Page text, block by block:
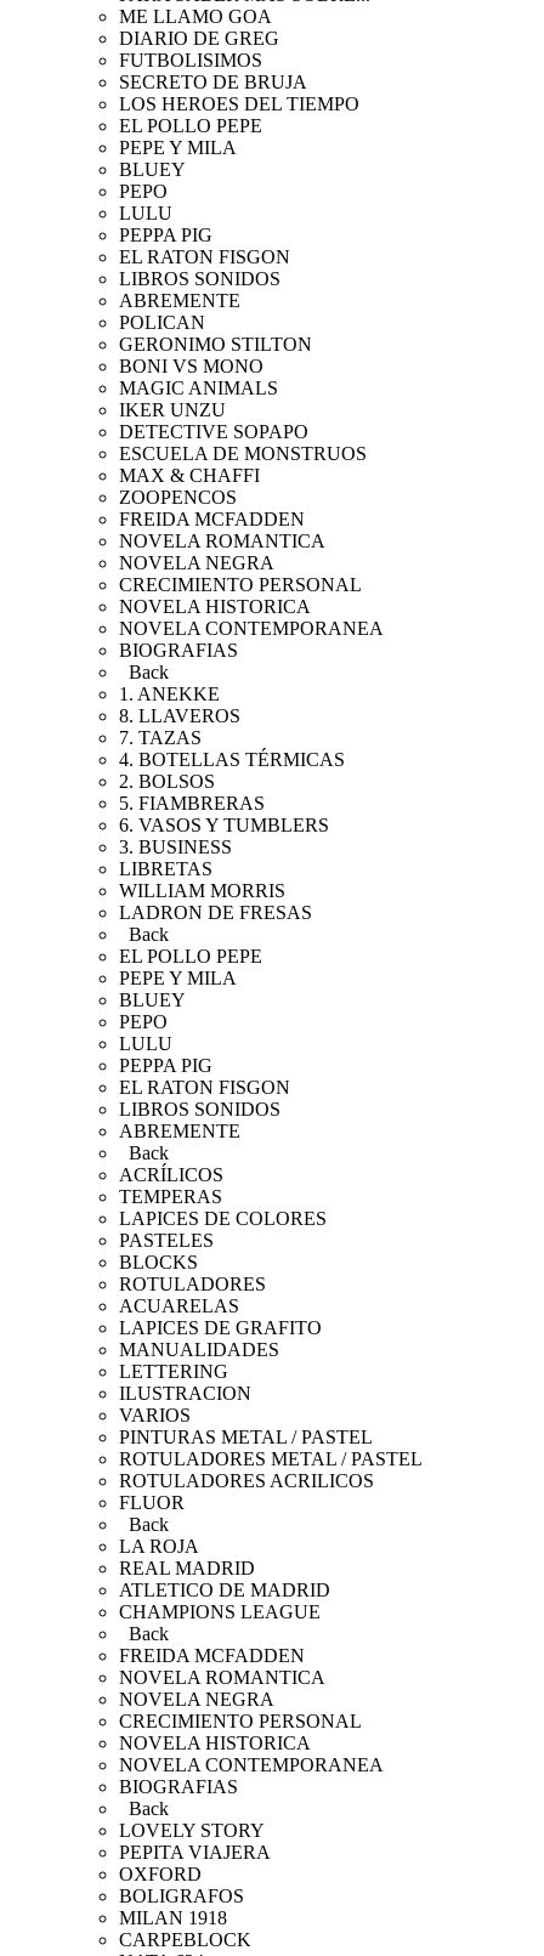
ME LLAMO GOA
DIARIO DE GREG
FUTBOLISIMOS
SECRETO DE BRUJA
LOS HEROES DEL TIEMPO
EL POLLO PEPE
PEPE Y MILA
BLUEY
PEPO
LULU
PEPPA PIG
EL RATON FISGON
LIBROS SONIDOS
ABREMENTE
POLICAN
GERONIMO STILTON
BONI VS MONO
MAGIC ANIMALS
IKER UNZU
DETECTIVE SOPAPO
ESCUELA DE MONSTRUOS
MAX & CHAFFI
ZOOPENCOS
FREIDA MCFADDEN
NOVELA ROMANTICA
NOVELA NEGRA
CRECIMIENTO PERSONAL
NOVELA HISTORICA
NOVELA CONTEMPORANEA
BIOGRAFIAS
Back
1. ANEKKE
8. LLAVEROS
7. TAZAS
4. BOTELLAS TÉRMICAS
2. BOLSOS
5. FIAMBRERAS
6. VASOS Y TUMBLERS
3. BUSINESS
LIBRETAS
WILLIAM MORRIS
LADRON DE FRESAS
Back
EL POLLO PEPE
PEPE Y MILA
BLUEY
PEPO
LULU
PEPPA PIG
EL RATON FISGON
LIBROS SONIDOS
ABREMENTE
Back
ACRÍLICOS
TEMPERAS
LAPICES DE COLORES
PASTELES
BLOCKS
ROTULADORES
ACUARELAS
LAPICES DE GRAFITO
MANUALIDADES
LETTERING
ILUSTRACION
VARIOS
PINTURAS METAL / PASTEL
ROTULADORES METAL / PASTEL
ROTULADORES ACRILICOS
FLUOR
Back
LA ROJA
REAL MADRID
ATLETICO DE MADRID
CHAMPIONS LEAGUE
Back
FREIDA MCFADDEN
NOVELA ROMANTICA
NOVELA NEGRA
CRECIMIENTO PERSONAL
NOVELA HISTORICA
NOVELA CONTEMPORANEA
BIOGRAFIAS
Back
LOVELY STORY
PEPITA VIAJERA
OXFORD
BOLIGRAFOS
MILAN 1918
CARPEBLOCK